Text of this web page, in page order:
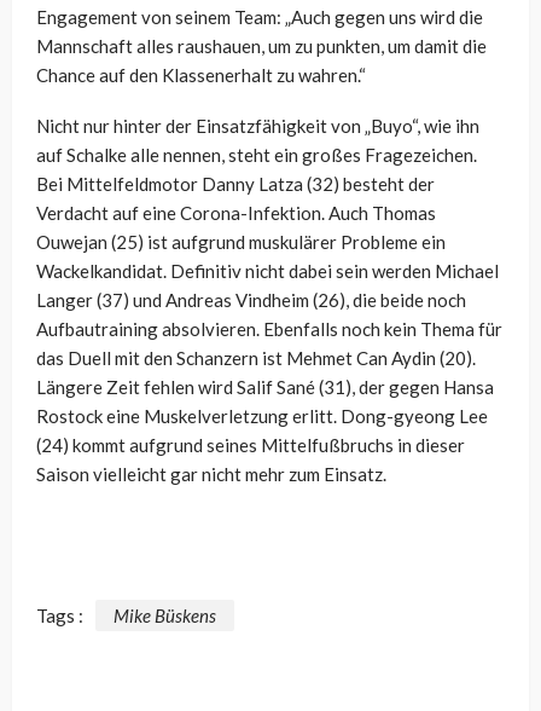
Engagement von seinem Team: „Auch gegen uns wird die
Mannschaft alles raushauen, um zu punkten, um damit die
Chance auf den Klassenerhalt zu wahren.“
Nicht nur hinter der Einsatzfähigkeit von „Buyo“, wie ihn
auf Schalke alle nennen, steht ein großes Fragezeichen.
Bei Mittelfeldmotor Danny Latza (32) besteht der
Verdacht auf eine Corona-Infektion. Auch Thomas
Ouwejan (25) ist aufgrund muskulärer Probleme ein
Wackelkandidat. Definitiv nicht dabei sein werden Michael
Langer (37) und Andreas Vindheim (26), die beide noch
Aufbautraining absolvieren. Ebenfalls noch kein Thema für
das Duell mit den Schanzern ist Mehmet Can Aydin (20).
Längere Zeit fehlen wird Salif Sané (31), der gegen Hansa
Rostock eine Muskelverletzung erlitt. Dong-gyeong Lee
(24) kommt aufgrund seines Mittelfußbruchs in dieser
Saison vielleicht gar nicht mehr zum Einsatz.
Tags : Mike Büskens